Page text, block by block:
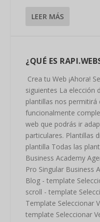
LEER MÁS
¿QUÉ ES
Crea tu Web ¡Ahora!
siguientes La elección
plantillas nos
funcionalmente
web que podrás ir
particulares. Plantillas
plantilla Todas las
Business Academy
Pro Singular Business
Blog - template
scroll - template
Template Seleccionar
template Seleccionar